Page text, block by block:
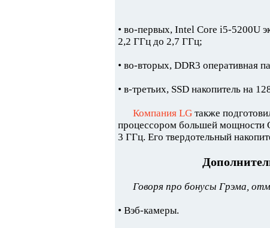
• во-первых, Intel Core i5-5200U
2,2 ГГц до 2,7 ГГц;
• во-вторых, DDR3 оперативная
• в-третьих, SSD накопитель на
Компания LG также
процессором большей мощности
3 ГГц. Его твердотельный
Говоря про бонусы Грэма,
• Вэб-камеры.